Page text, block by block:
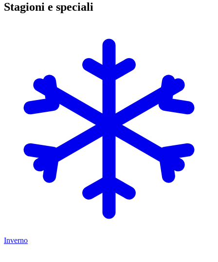
Stagioni e speciali
Inverno